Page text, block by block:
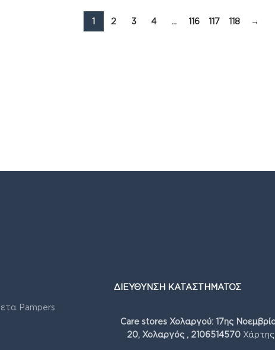
1 2 3 4 … 116 117 118 →
Pampers
ΔΙΕΥΘΥΝΣΗ ΚΑΤΑΣΤΗΜΑΤΟΣ
Care stores Χολαργού: 17ης
20, Χολαργός , 2106514570 Χάρτης